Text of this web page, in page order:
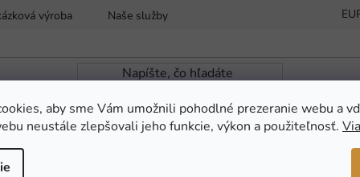
aby sme Vám umožnili pohodlné prezeranie webu a
neustále zlepšovali jeho funkcie, výkon a použiteľnosť.
výroba Naše služby Reklamácia a vrátenie tovaru